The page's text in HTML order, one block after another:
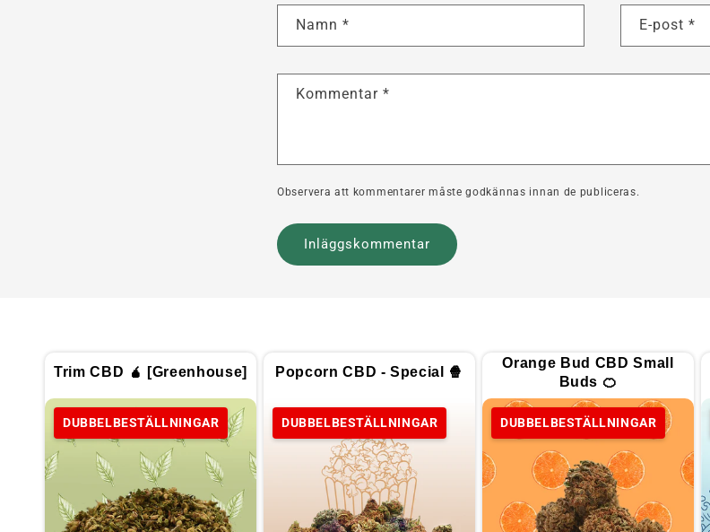
Namn * E-post *
Kommentar *
Observera att kommentarer måste godkännas innan de publiceras.
Trim CBD 🧉 [Greenhouse]
DUBBELBESTÄLLNINGAR
Popcorn CBD - Special 🍿
DUBBELBESTÄLLNINGAR
Orange Bud CBD Small
Buds 🍊
DUBBELBESTÄLLNINGAR